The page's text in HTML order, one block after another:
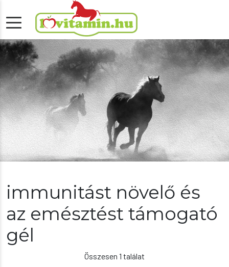
immunitást növelő és
az emésztést támogató
gél
Összesen 1 találat